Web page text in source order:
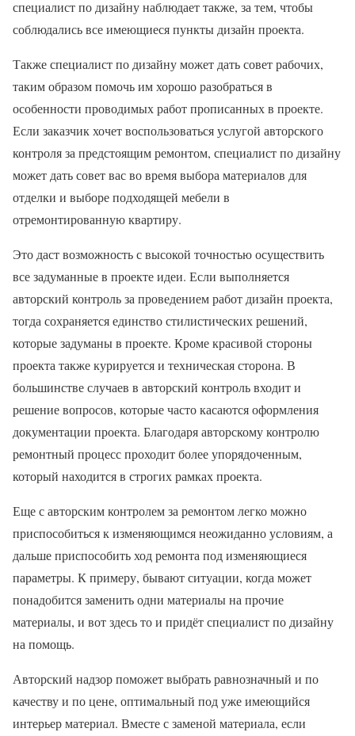
специалист по дизайну наблюдает также, за тем, чтобы
соблюдались все имеющиеся пункты дизайн проекта.
Также специалист по дизайну может дать совет рабочих,
таким образом помочь им хорошо разобраться в
особенности проводимых работ прописанных в проекте.
Если заказчик хочет воспользоваться услугой авторского
контроля за предстоящим ремонтом, специалист по дизайну
может дать совет вас во время выбора материалов для
отделки и выборе подходящей мебели в
отремонтированную квартиру.
Это даст возможность с высокой точностью осуществить
все задуманные в проекте идеи. Если выполняется
авторский контроль за проведением работ дизайн проекта,
тогда сохраняется единство стилистических решений,
которые задуманы в проекте. Кроме красивой стороны
проекта также курируется и техническая сторона. В
большинстве случаев в авторский контроль входит и
решение вопросов, которые часто касаются оформления
документации проекта. Благодаря авторскому контролю
ремонтный процесс проходит более упорядоченным,
который находится в строгих рамках проекта.
Еще с авторским контролем за ремонтом легко можно
приспособиться к изменяющимся неожиданно условиям, а
дальше приспособить ход ремонта под изменяющиеся
параметры. К примеру, бывают ситуации, когда может
понадобится заменить одни материалы на прочие
материалы, и вот здесь то и придёт специалист по дизайну
на помощь.
Авторский надзор поможет выбрать равнозначный и по
качеству и по цене, оптимальный под уже имеющийся
интерьер материал. Вместе с заменой материала, если